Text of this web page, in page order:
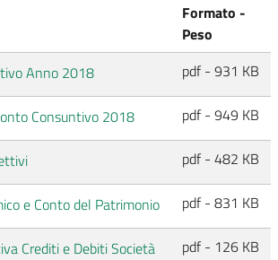
Formato -
Peso
Anno 2018
pdf - 931 KB
Consuntivo 2018 pdf - 949 KB
pdf - 482 KB
e Conto del Patrimonio pdf - 831 KB
Crediti e Debiti Società pdf - 126 KB